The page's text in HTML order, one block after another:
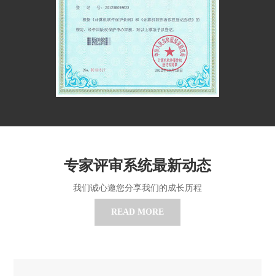
专家评审系统最新动态
我们诚心邀您分享我们的成长历程
READ MORE